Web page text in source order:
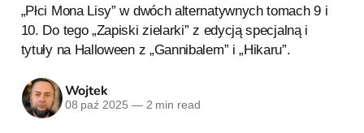
„Płci Mona Lisy” w dwóch alternatywnych tomach 9 i
10. Do tego „Zapiski zielarki” z edycją specjalną i
tytuły na Halloween z „Gannibalem” i „Hikaru”.
Wojtek
08 paź 2025 —2 min read